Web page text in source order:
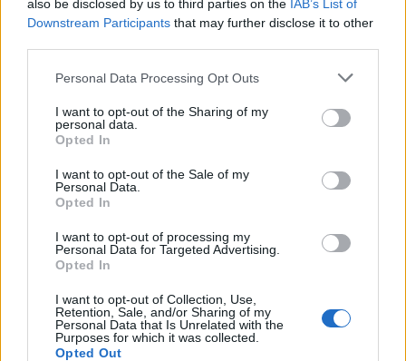
also be disclosed by us to third parties on the IAB’s List of
Downstream Participants that may further disclose it to other
Personal Data Processing Opt Outs
I want to opt-out of the Sharing of my
personal data.
Opted In
I want to opt-out of the Sale of my
Personal Data.
Opted In
I want to opt-out of processing my
Personal Data for Targeted Advertising.
Opted In
I want to opt-out of Collection, Use,
Retention, Sale, and/or Sharing of my
Personal Data that Is Unrelated with the
Purposes for which it was collected.
Opted Out
Οι σημαντικότερες μειώσεις, σε απόλυτες τιμές,
Κεντρικής Μακεδονίας και Δυτικής Ελλάδας κατά
3.493, 3.039 και 1.175 θανάτους αντίστοιχα.
ΠΗΓΗ: ΕΛΣΤΑΤ